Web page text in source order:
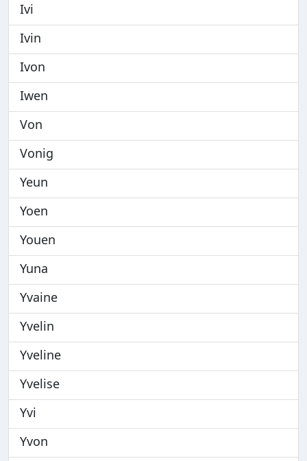
Ivi
Ivin
Ivon
Iwen
Von
Vonig
Yeun
Yoen
Youen
Yuna
Yvaine
Yvelin
Yveline
Yvelise
Yvi
Yvon